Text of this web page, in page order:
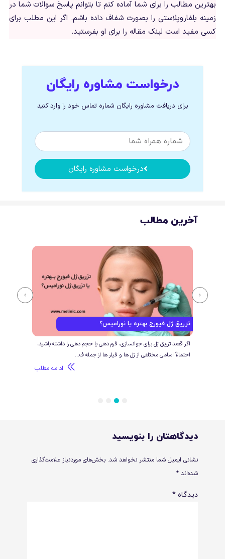
بهترین مطالب را برای شما آماده کنم تا بتوانم پاسخ سوالات شما در
زمینه بلفاروپلاستی را بصورت شفاف داده باشم. اگر این مطلب برای
کسی مفید است لینک مقاله را برای او بفرستید.
درخواست مشاوره رایگان
برای دریافت مشاوره رایگان شماره تماس خود را وارد کنید
درخواست مشاوره رایگان
آخرین مطالب
تزریق ژل فیورج بهتره یا نورامیس؟
اگر قصد تزریق ژل برای جوانسازی، فرم دهی یا حجم دهی را داشته باشید،
احتمالاً اسامی مختلفی از ژل ها و فیلر ها از جمله ف...
ادامه مطلب
دیدگاهتان را بنویسید
نشانی ایمیل شما منتشر نخواهد شد. بخش‌های موردنیاز علامت‌گذاری
شده‌اند *
دیدگاه *